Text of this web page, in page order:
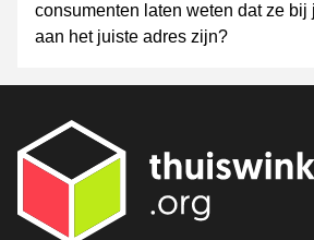
consumenten laten weten dat ze bij
aan het juiste adres zijn?